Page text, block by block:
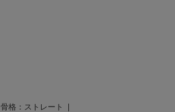
骨格： ストレート